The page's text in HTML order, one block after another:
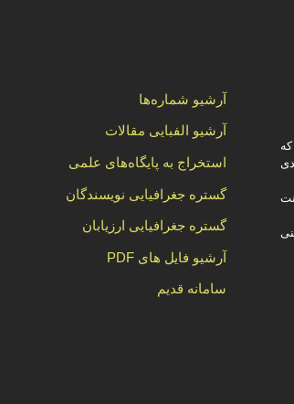
آرشیو شماره‌ها
آرشیو الفبایی مقالات
استخراج به پایگاه‌های علمی
گستره جغرافیایی نویسندگان
گستره جغرافیایی ارزیابان
آرشیو فایل های PDF
سامانه قدیم